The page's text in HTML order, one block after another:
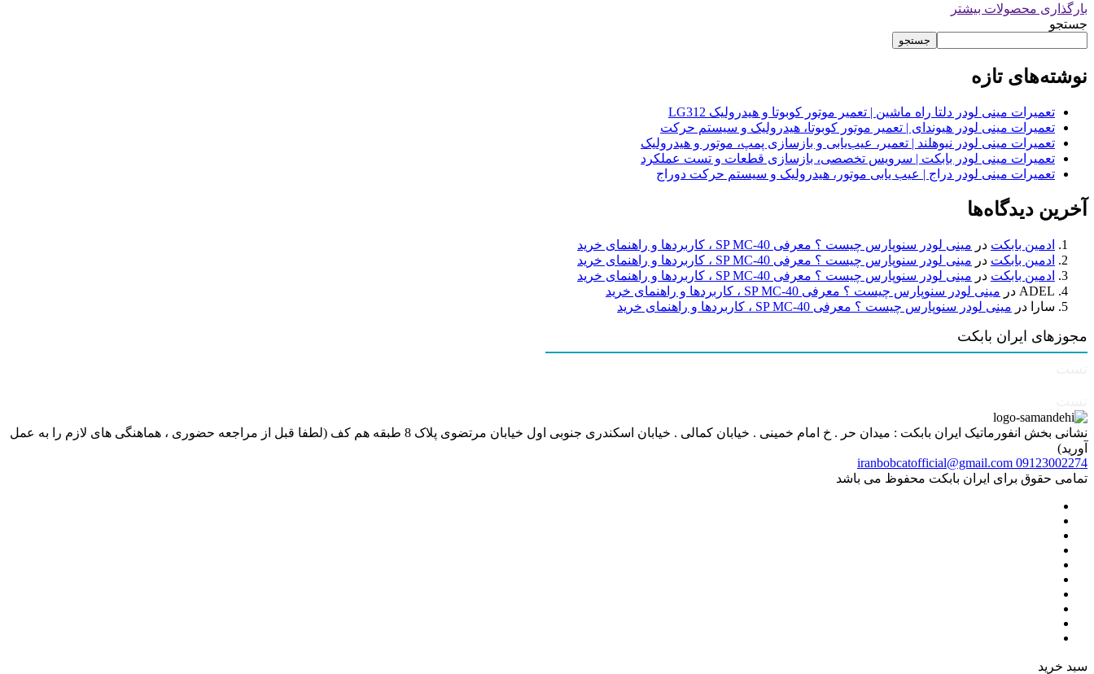
بارگذاری محصولات بیشتر
جستجو
جستجو
نوشته‌های تازه
تعمیرات مینی لودر دلتا راه ماشین | تعمیر موتور کوبوتا و هیدرولیک LG312
تعمیرات مینی لودر هیوندای | تعمیر موتور کوبوتا، هیدرولیک و سیستم حرکت
تعمیرات مینی لودر نیوهلند | تعمیر، عیب‌یابی و بازسازی پمپ، موتور و هیدرولیک
تعمیرات مینی لودر بابکت | سرویس تخصصی، بازسازی قطعات و تست عملکرد
تعمیرات مینی لودر دراج | عیب یابی موتور، هیدرولیک و سیستم حرکت دوراج
آخرین دیدگاه‌ها
ادمین بابکت در مینی لودر سنوپارس چیست ؟ معرفی SP MC-40 ، کاربردها و راهنمای خرید
ادمین بابکت در مینی لودر سنوپارس چیست ؟ معرفی SP MC-40 ، کاربردها و راهنمای خرید
ادمین بابکت در مینی لودر سنوپارس چیست ؟ معرفی SP MC-40 ، کاربردها و راهنمای خرید
ADEL در مینی لودر سنوپارس چیست ؟ معرفی SP MC-40 ، کاربردها و راهنمای خرید
سارا
در مینی لودر سنوپارس چیست ؟ معرفی SP MC-40 ، کاربردها و راهنمای خرید
مجوزهای ایران بابکت
نشانی بخش انفورماتیک ایران بابکت : میدان حر . خ امام خمینی . خیابان کمالی . خیابان اسکندری جنوبی اول خیابان مرتضوی پلاک 8 طبقه هم کف (لطفا قبل از مراجعه حضوری ، هماهنگی های لازم را به عمل
آورید)
09123002274
iranbobcatofficial@gmail.com
تمامی حقوق برای ایران بابکت محفوظ می باشد
سبد خرید